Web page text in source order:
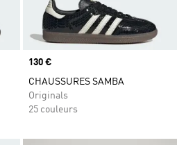
Prix
130 €
CHAUSSURES SAMBA
Originals
25 couleurs